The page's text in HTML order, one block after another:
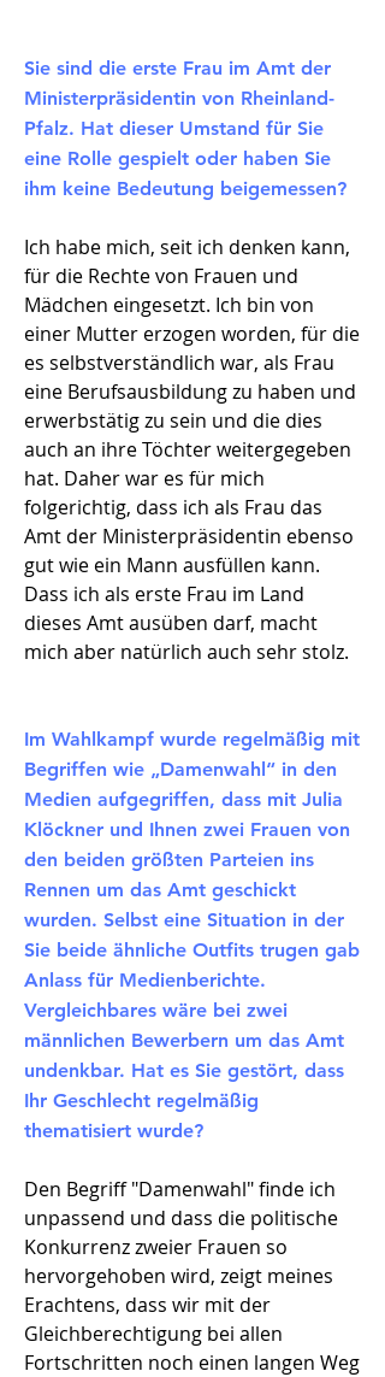
Sie sind die erste Frau im Amt der
Ministerpräsidentin von Rheinland-
Pfalz. Hat dieser Umstand für Sie
eine Rolle gespielt oder haben Sie
ihm keine Bedeutung beigemessen?
Ich habe mich, seit ich denken kann,
für die Rechte von Frauen und
Mädchen eingesetzt. Ich bin von
einer Mutter erzogen worden, für die
es selbstverständlich war, als Frau
eine Berufsausbildung zu haben und
erwerbstätig zu sein und die dies
auch an ihre Töchter weitergegeben
hat. Daher war es für mich
folgerichtig, dass ich als Frau das
Amt der Ministerpräsidentin ebenso
gut wie ein Mann ausfüllen kann.
Dass ich als erste Frau im Land
dieses Amt ausüben darf, macht
mich aber natürlich auch sehr stolz.
Im Wahlkampf wurde regelmäßig mit
Begriffen wie „Damenwahl“ in den
Medien aufgegriffen, dass mit Julia
Klöckner und Ihnen zwei Frauen von
den beiden größten Parteien ins
Rennen um das Amt geschickt
wurden. Selbst eine Situation in der
Sie beide ähnliche Outfits trugen gab
Anlass für Medienberichte.
Vergleichbares wäre bei zwei
männlichen Bewerbern um das Amt
undenkbar. Hat es Sie gestört, dass
Ihr Geschlecht regelmäßig
thematisiert wurde?
Den Begriff "Damenwahl" finde ich
unpassend und dass die politische
Konkurrenz zweier Frauen so
hervorgehoben wird, zeigt meines
Erachtens, dass wir mit der
Gleichberechtigung bei allen
Fortschritten noch einen langen Weg